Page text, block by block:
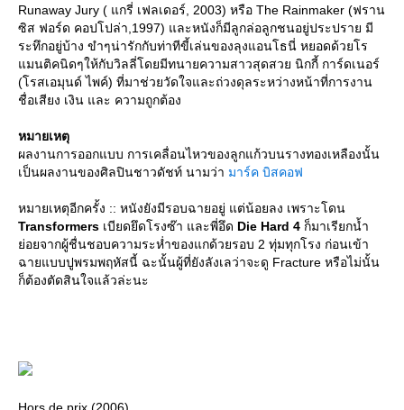
Runaway Jury ( แกรี่ เฟลเดอร์, 2003) หรือ The Rainmaker (ฟราน
ซิส ฟอร์ด คอปโปล่า,1997) และหนังก็มีลูกล่อลูกชนอยู่ประปราย มี
ระทึกอยู่บ้าง ขำๆน่ารักกับท่าทีขี้เล่นของลุงแอนโธนี่ หยอดด้วยโร
มนติคนิดๆให้กับวิลลี่โดยมีทนายความสาวสุดสวย นิกกี้ การ์ดเนอร์
(โรสเอมุนด์ ไพค์) ที่มาช่วยวัดใจและถ่วงดุลระหว่างหน้าที่การงาน
ชื่อเสียง เงิน และ ความถูกต้อง
หมายเหตุ
ผลงานการออกแบบ การเคลื่อนไหวของลูกแก้วบนรางทองเหลืองนั้น
เป็นผลงานของศิลปินชาวดัชท์ นามว่า มาร์ค บิสคอฟ
หมายเหตุอีกครั้ง :: หนังยังมีรอบฉายอยู่ แต่น้อยลง เพราะโดน
Transformers เบียดยึดโรงซ๊า และพี่อึด Die Hard 4 ก็มาเรียกน้ำ
่อยจากผู้ชื่นชอบความระห่ำของแกด้วยรอบ 2 ทุ่มทุกโรง ก่อนเข้า
ฉายแบบปูพรมพฤหัสนี้ ฉะนั้นผู้ที่ยังลังเลว่าจะดู Fracture หรือไม่นั้น
ก็ต้องตัดสินใจแล้วล่ะนะ